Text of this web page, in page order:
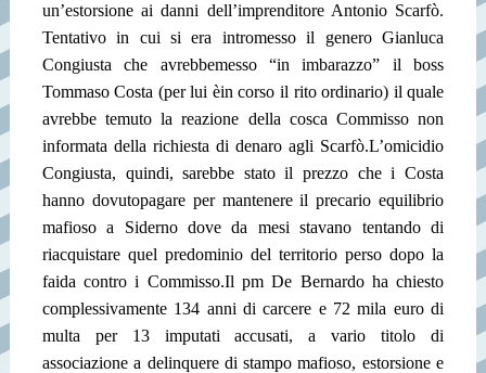
un’estorsione ai danni dell’imprenditore Antonio Scarfò.
Tentativo in cui si era intromesso il genero Gianluca
Congiusta che avrebbemesso “in imbarazzo” il boss
Tommaso Costa (per lui èin corso il rito ordinario) il quale
avrebbe temuto la reazione della cosca Commisso non
informata della richiesta di denaro agli Scarfò.L’omicidio
Congiusta, quindi, sarebbe stato il prezzo che i Costa
hanno dovutopagare per mantenere il precario equilibrio
mafioso a Siderno dove da mesi stavano tentando di
riacquistare quel predominio del territorio perso dopo la
faida contro i Commisso.Il pm De Bernardo ha chiesto
complessivamente 134 anni di carcere e 72 mila euro di
multa per 13 imputati accusati, a vario titolo di
associazione a delinquere di stampo mafioso, estorsione e